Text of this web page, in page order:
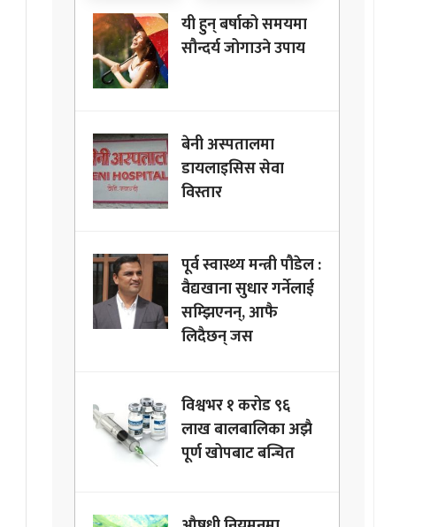
यी हुन् बर्षाको समयमा
सौन्दर्य जोगाउने उपाय
बेनी अस्पतालमा
डायलाइसिस सेवा
विस्तार
पूर्व स्वास्थ्य मन्त्री पौडेल :
वैद्यखाना सुधार गर्नेलाई
सम्झिएनन्, आफै
लिदैछन् जस
विश्वभर १ करोड ९६
लाख बालबालिका अझै
पूर्ण खोपबाट बन्चित